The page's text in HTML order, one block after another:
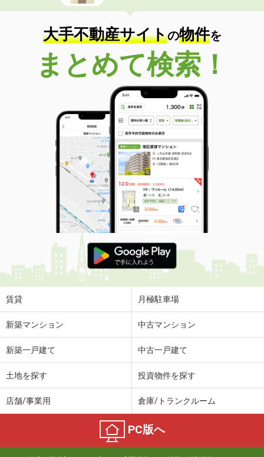
大手不動産サイトの物件を
まとめて検索！
賃貸 月極駐車場
新築マンション 中古マンション
新築一戸建て 中古一戸建て
土地を探す 投資物件を探す
店舗/事業用 倉庫/トランクルーム
PC版へ